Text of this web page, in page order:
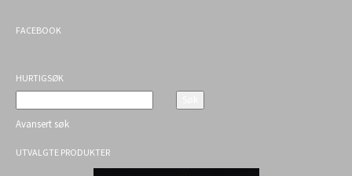
FACEBOOK
HURTIGSØK
Avansert søk
UTVALGTE PRODUKTER